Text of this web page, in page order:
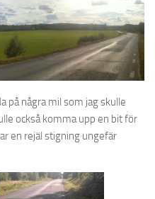
på några mil som jag skulle
också komma upp en bit för
en rejäl stigning ungefär